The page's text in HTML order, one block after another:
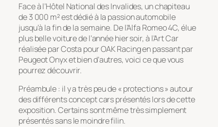
Face à l’Hôtel National des Invalides, un chapiteau
de 3 000 m² est dédié à la passion automobile
jusqu’à la fin de la semaine. De l’Alfa Romeo 4C, élue
plus belle voiture de l’année hier soir, à l’Art Car
réalisée par Costa pour OAK Racing en passant par
Peugeot Onyx et bien d’autres, voici ce que vous
pourrez découvrir.
Préambule : il y a très peu de « protections » autour
des différents concept cars présentés lors de cette
exposition. Certains sont même très simplement
présentés sans le moindre filin.